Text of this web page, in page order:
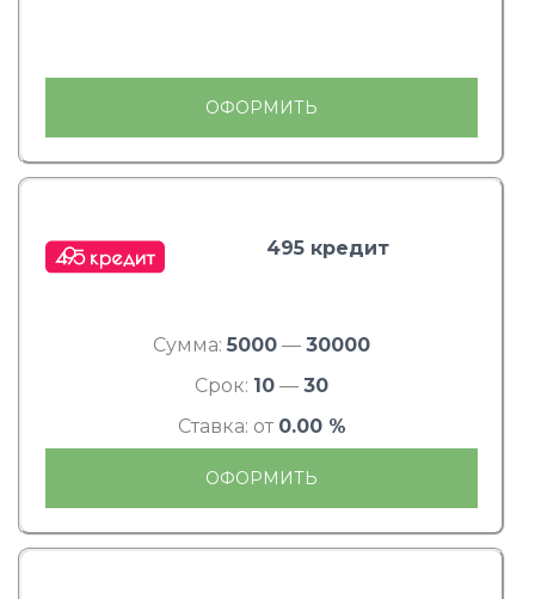
ОФОРМИТЬ
495 кредит
Сумма: 5000 — 30000
Срок: 10 — 30
Ставка: от 0.00 %
ОФОРМИТЬ